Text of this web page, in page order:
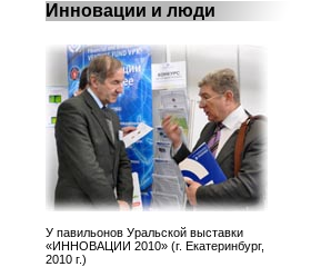
Инновации и люди
У павильонов Уральской выставки
«ИННОВАЦИИ 2010» (г. Екатеринбург,
2010 г.)